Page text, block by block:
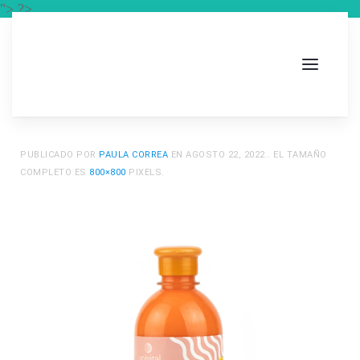
"> ?>
PUBLICADO POR PAULA CORREA EN AGOSTO 22, 2022.. EL TAMAÑO
COMPLETO ES 800×800 PIXELS.